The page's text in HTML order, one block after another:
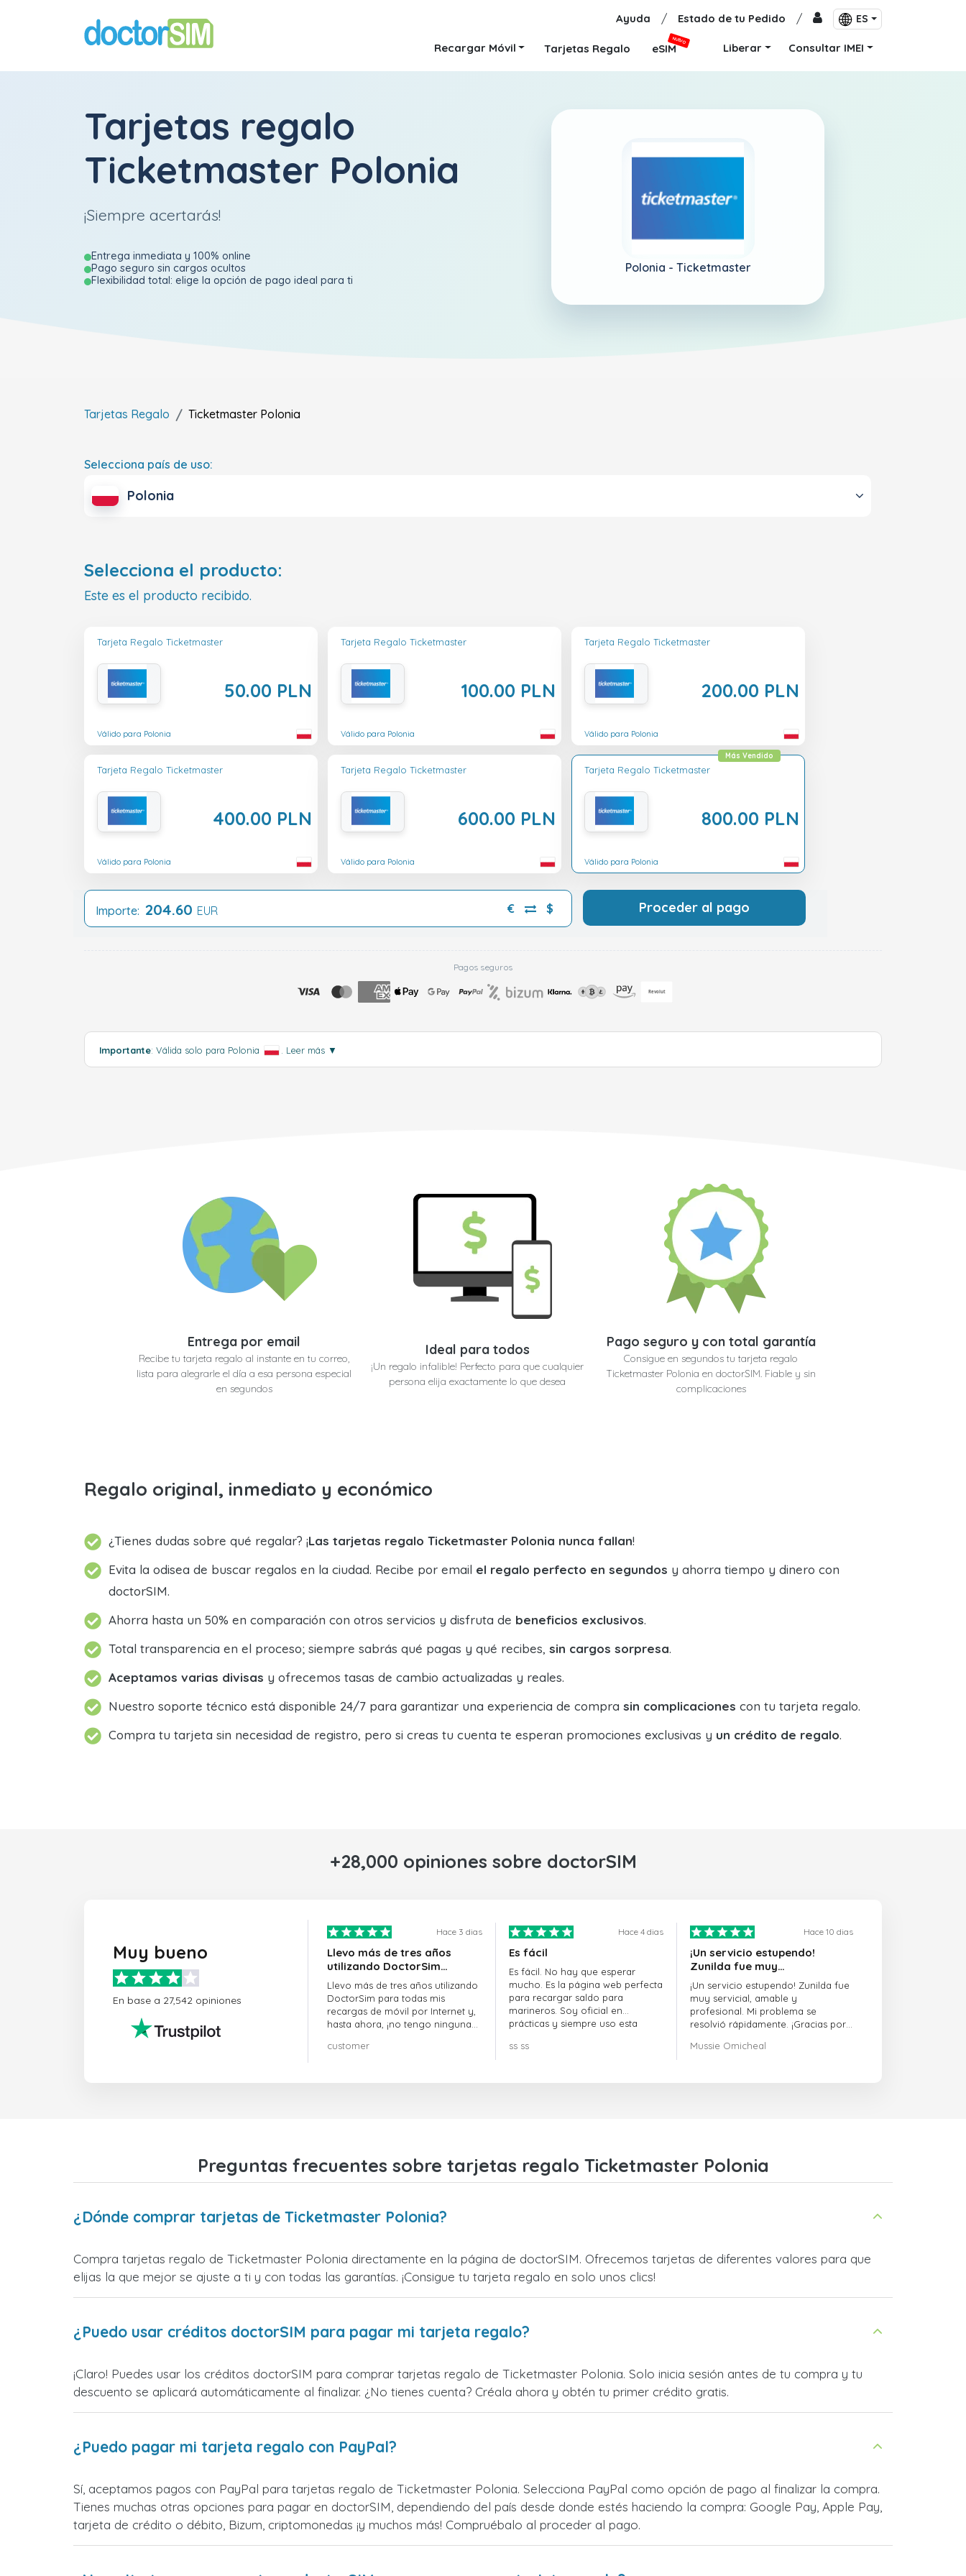
Ayuda / Estado de tu Pedido / ES
Recargar Móvil Tarjetas Regalo eSIM
NUEVO
Liberar Consultar IMEI
Tarjetas regalo
Ticketmaster Polonia
¡Siempre acertarás!
Entrega inmediata y 100% online
Pago seguro sin cargos ocultos
Flexibilidad total: elige la opción de pago ideal para ti
Polonia - Ticketmaster
Tarjetas Regalo Ticketmaster Polonia
Selecciona país de uso:
Polonia
Selecciona el producto:
Este es el producto recibido.
Tarjeta Regalo Ticketmaster
50.00 PLN
Válido para Polonia
Tarjeta Regalo Ticketmaster
100.00 PLN
Válido para Polonia
Tarjeta Regalo Ticketmaster
200.00 PLN
Válido para Polonia
Tarjeta Regalo Ticketmaster
400.00 PLN
Válido para Polonia
Tarjeta Regalo Ticketmaster
600.00 PLN
Válido para Polonia
Tarjeta Regalo Ticketmaster
800.00 PLN
Más Vendido
Válido para Polonia
Importe: 204.60 EUR € $ Proceder al pago
Pagos seguros
Importante: Válida solo para Polonia . Leer más ▼
Entrega por email
Recibe tu tarjeta regalo al instante en tu correo,
lista para alegrarle el día a esa persona especial
en segundos
Ideal para todos
¡Un regalo infalible! Perfecto para que cualquier
persona elija exactamente lo que desea
Pago seguro y con total garantía
Consigue en segundos tu tarjeta regalo
Ticketmaster Polonia en doctorSIM. Fiable y sin
complicaciones
Regalo original, inmediato y económico
¿Tienes dudas sobre qué regalar? ¡Las tarjetas regalo Ticketmaster Polonia nunca fallan!
Evita la odisea de buscar regalos en la ciudad. Recibe por email el regalo perfecto en segundos y ahorra tiempo y dinero con
doctorSIM.
Ahorra hasta un 50% en comparación con otros servicios y disfruta de beneficios exclusivos.
Total transparencia en el proceso; siempre sabrás qué pagas y qué recibes, sin cargos sorpresa.
Aceptamos varias divisas y ofrecemos tasas de cambio actualizadas y reales.
Nuestro soporte técnico está disponible 24/7 para garantizar una experiencia de compra sin complicaciones con tu tarjeta regalo.
Compra tu tarjeta sin necesidad de registro, pero si creas tu cuenta te esperan promociones exclusivas y un crédito de regalo.
+28,000 opiniones sobre doctorSIM
Muy bueno
En base a 27,542 opiniones
Hace 3 dias
Llevo más de tres años
utilizando DoctorSim…
Llevo más de tres años utilizando
DoctorSim para todas mis
recargas de móvil por Internet y,
hasta ahora, ¡no tengo ninguna
customer
Hace 4 dias
Es fácil
Es fácil. No hay que esperar
mucho. Es la página web perfecta
para recargar saldo para
marineros. Soy oficial en
prácticas y siempre uso esta
ss ss
Hace 10 dias
¡Un servicio estupendo!
Zunilda fue muy…
¡Un servicio estupendo! Zunilda fue
muy servicial, amable y
profesional. Mi problema se
resolvió rápidamente. ¡Gracias por
Mussie Omicheal
Preguntas frecuentes sobre tarjetas regalo Ticketmaster Polonia
¿Dónde comprar tarjetas de Ticketmaster Polonia?
Compra tarjetas regalo de Ticketmaster Polonia directamente en la página de doctorSIM. Ofrecemos tarjetas de diferentes valores para que
elijas la que mejor se ajuste a ti y con todas las garantías. ¡Consigue tu tarjeta regalo en solo unos clics!
¿Puedo usar créditos doctorSIM para pagar mi tarjeta regalo?
¡Claro! Puedes usar los créditos doctorSIM para comprar tarjetas regalo de Ticketmaster Polonia. Solo inicia sesión antes de tu compra y tu
descuento se aplicará automáticamente al finalizar. ¿No tienes cuenta? Créala ahora y obtén tu primer crédito gratis.
¿Puedo pagar mi tarjeta regalo con PayPal?
Sí, aceptamos pagos con PayPal para tarjetas regalo de Ticketmaster Polonia. Selecciona PayPal como opción de pago al finalizar la compra.
Tienes muchas otras opciones para pagar en doctorSIM, dependiendo del país desde donde estés haciendo la compra: Google Pay, Apple Pay,
tarjeta de crédito o débito, Bizum, criptomonedas ¡y muchos más! Compruébalo al proceder al pago.